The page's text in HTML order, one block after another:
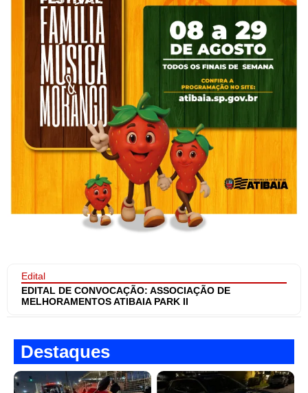
Edital
EDITAL DE CONVOCAÇÃO: ASSOCIAÇÃO DE
MELHORAMENTOS ATIBAIA PARK II
Destaques